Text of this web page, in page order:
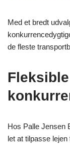
Med et bredt
de fleste
Hos Palle Jensen
let at tilpasse lejen